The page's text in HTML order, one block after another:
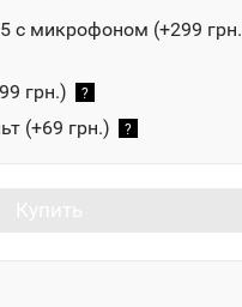
с микрофоном (+299 грн.
99 грн.) ?
(+69 грн.) ?